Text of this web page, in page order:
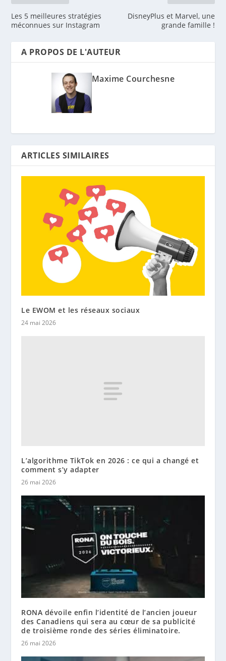
Les 5 meilleures stratégies
méconnues sur Instagram
DisneyPlus et Marvel, une
grande famille !
A PROPOS DE L'AUTEUR
Maxime Courchesne
ARTICLES SIMILAIRES
Le EWOM et les réseaux sociaux
24 mai 2026
L’algorithme TikTok en 2026 : ce qui a changé et
comment s’y adapter
26 mai 2026
RONA dévoile enfin l’identité de l’ancien joueur
des Canadiens qui sera au cœur de sa publicité
de troisième ronde des séries éliminatoire.
26 mai 2026